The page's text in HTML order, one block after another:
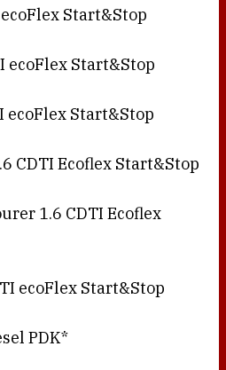
Start&Stop
ecoFlex Start&Stop
ecoFlex Start&Stop
CDTI Ecoflex Start&Stop
1.6 CDTI Ecoflex
ecoFlex Start&Stop
PDK*